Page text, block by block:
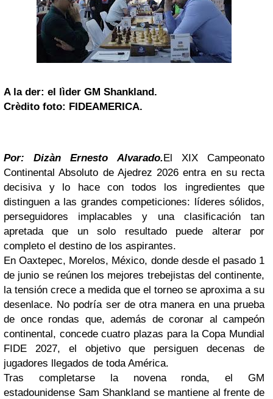
A la der: el lìder GM Shankland.
Crèdito foto: FIDEAMERICA.
Por: Dizàn Ernesto Alvarado.El XIX Campeonato
Continental Absoluto de Ajedrez 2026 entra en su recta
decisiva y lo hace con todos los ingredientes que
distinguen a las grandes competiciones: líderes sólidos,
perseguidores implacables y una clasificación tan
apretada que un solo resultado puede alterar por
completo el destino de los aspirantes.
En Oaxtepec, Morelos, México, donde desde el pasado 1
de junio se reúnen los mejores trebejistas del continente,
la tensión crece a medida que el torneo se aproxima a su
desenlace. No podría ser de otra manera en una prueba
de once rondas que, además de coronar al campeón
continental, concede cuatro plazas para la Copa Mundial
FIDE 2027, el objetivo que persiguen decenas de
jugadores llegados de toda América.
Tras completarse la novena ronda, el GM
estadounidense Sam Shankland se mantiene al frente de